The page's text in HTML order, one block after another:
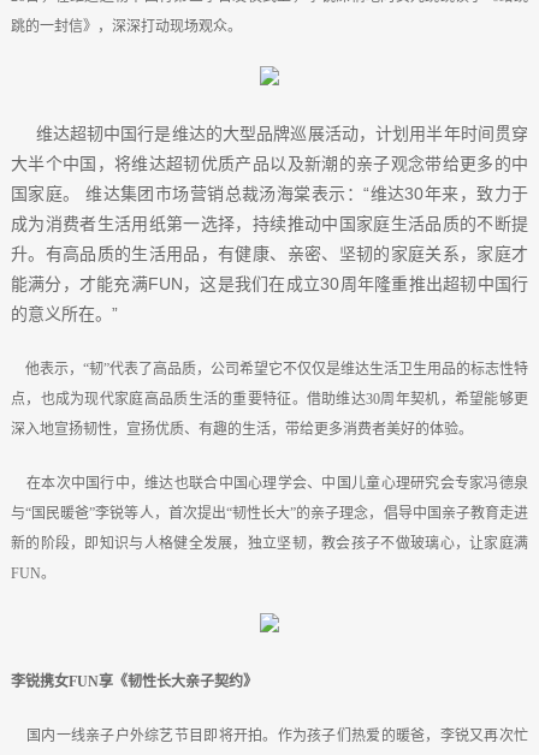
跳的一封信》，深深打动现场观众。
维达超韧中国行是维达的大型品牌巡展活动，计划用半年时间贯穿
大半个中国，将维达超韧优质产品以及新潮的亲子观念带给更多的中
国家庭。 维达集团市场营销总裁汤海棠表示：“维达30年来，致力于
成为消费者生活用纸第一选择，持续推动中国家庭生活品质的不断提
升。有高品质的生活用品，有健康、亲密、坚韧的家庭关系，家庭才
能满分，才能充满FUN，这是我们在成立30周年隆重推出超韧中国行
的意义所在。”
他表示，“韧”代表了高品质，公司希望它不仅仅是维达生活卫生用品的标志性特
点，也成为现代家庭高品质生活的重要特征。借助维达30周年契机，希望能够更
深入地宣扬韧性，宣扬优质、有趣的生活，带给更多消费者美好的体验。
在本次中国行中，维达也联合中国心理学会、中国儿童心理研究会专家冯德泉
与“国民暖爸”李锐等人，首次提出“韧性长大”的亲子理念，倡导中国亲子教育走进
新的阶段，即知识与人格健全发展，独立坚韧，教会孩子不做玻璃心，让家庭满
FUN。
李锐携女FUN享《韧性长大亲子契约》
国内一线亲子户外综艺节目即将开拍。作为孩子们热爱的暖爸，李锐又再次忙